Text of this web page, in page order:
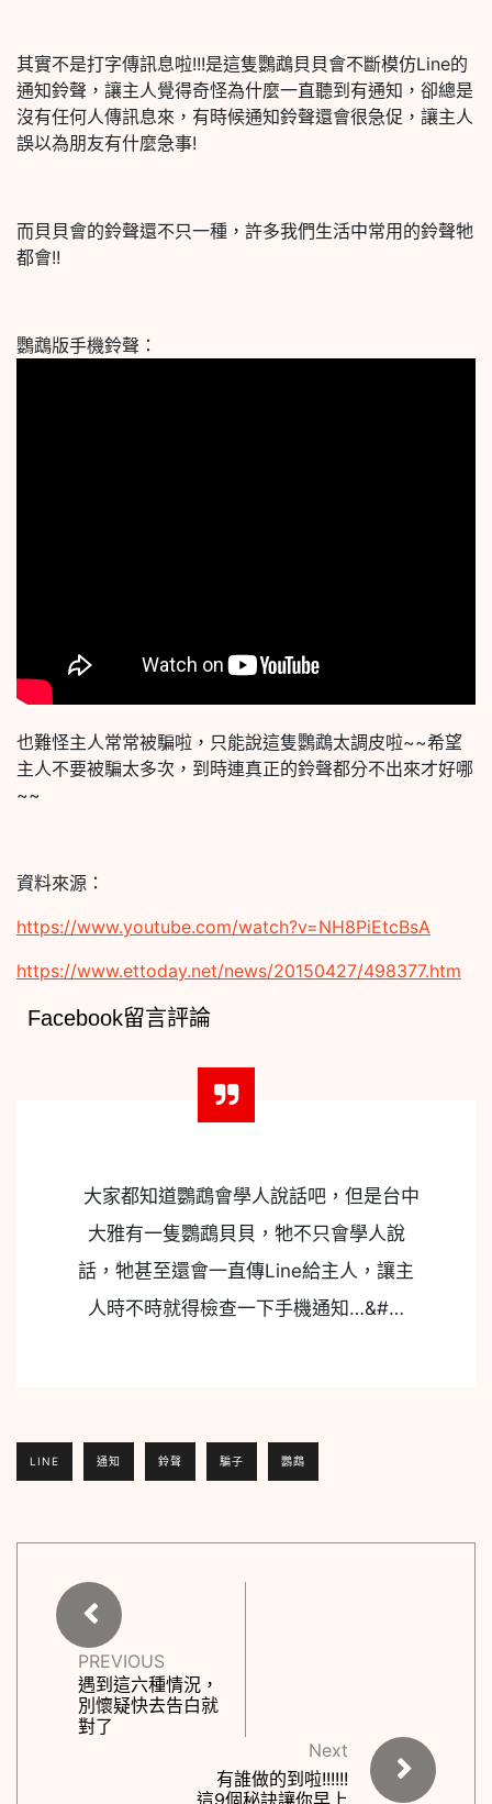
其實不是打字傳訊息啦!!!是這隻鸚鵡貝貝會不斷模仿Line的
通知鈴聲，讓主人覺得奇怪為什麼一直聽到有通知，卻總是
沒有任何人傳訊息來，有時候通知鈴聲還會很急促，讓主人
誤以為朋友有什麼急事!
而貝貝會的鈴聲還不只一種，許多我們生活中常用的鈴聲牠
都會!!
鸚鵡版手機鈴聲：
也難怪主人常常被騙啦，只能說這隻鸚鵡太調皮啦~~希望
主人不要被騙太多次，到時連真正的鈴聲都分不出來才好哪
~~
資料來源：
https://www.youtube.com/watch?v=NH8PiEtcBsA
https://www.ettoday.net/news/20150427/498377.htm
Facebook留言評論
大家都知道鸚鵡會學人說話吧，但是台中
大雅有一隻鸚鵡貝貝，牠不只會學人說
話，牠甚至還會一直傳Line給主人，讓主
人時不時就得檢查一下手機通知…&#…
LINE 通知 鈴聲 騙子 鸚鵡
PREVIOUS
遇到這六種情況，
別懷疑快去告白就
對了
Next
有誰做的到啦!!!!!!
這9個秘訣讓你早上